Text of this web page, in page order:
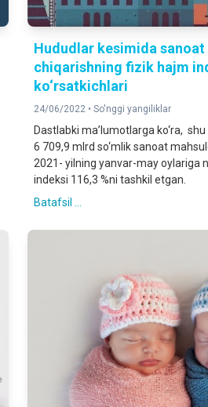
Hududlar kesimida sanoat
chiqarishning fizik hajm
ko‘rsatkichlari
24/06/2022 • So'nggi yangiliklar
Dastlabki ma’lumotlarga ko‘ra,
6 709,9 mlrd so‘mlik sanoat
2021- yilning yanvar-may oylariga
indeksi 116,3 %ni tashkil etgan.
Batafsil ...